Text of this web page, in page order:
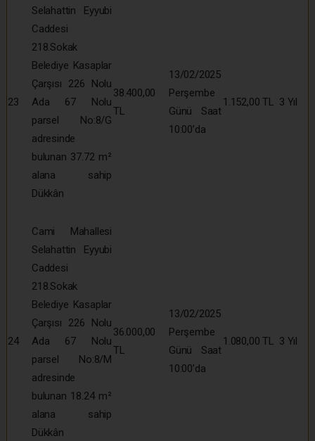
23
Selahattin Eyyubi
Caddesi
218.Sokak
Belediye Kasaplar
Çarşısı 226 Nolu
Ada 67 Nolu
parsel No:8/G
adresinde
bulunan 37.72 m²
alana sahip
Dükkân
38.400,00
TL
13/02/2025
Perşembe
Günü Saat
10:00’da
1.152,00 TL 3 Yıl
24
Cami Mahallesi
Selahattin Eyyubi
Caddesi
218.Sokak
Belediye Kasaplar
Çarşısı 226 Nolu
Ada 67 Nolu
parsel No:8/M
adresinde
bulunan 18.24 m²
alana sahip
Dükkân
36.000,00
TL
13/02/2025
Perşembe
Günü Saat
10:00’da
1.080,00 TL 3 Yıl